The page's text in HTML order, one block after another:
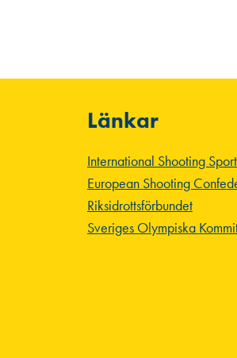
Länkar
International Shooting
European Shooting
Riksidrottsförbundet
Sveriges Olympiska